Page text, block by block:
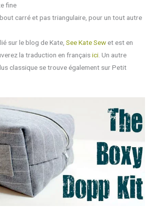
fine
carré et pas triangulaire, pour un tout autre
sur le blog de Kate, See Kate Sew et est en
la traduction en françaisici . Un autre
classique se trouve également sur Petit